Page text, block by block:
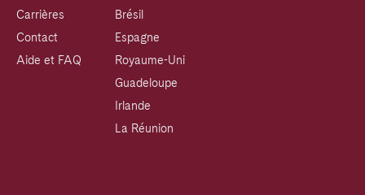
Carrières
Contact
Aide et FAQ
Brésil
Espagne
Royaume-Uni
Guadeloupe
Irlande
La Réunion